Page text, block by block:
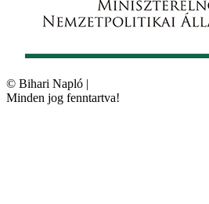
© Bihari Napló |
Minden jog fenntartva!